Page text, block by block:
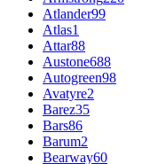
Atlander99
Atlas1
Attar88
Austone688
Autogreen98
Avatyre2
Barez35
Bars86
Barum2
Bearway60